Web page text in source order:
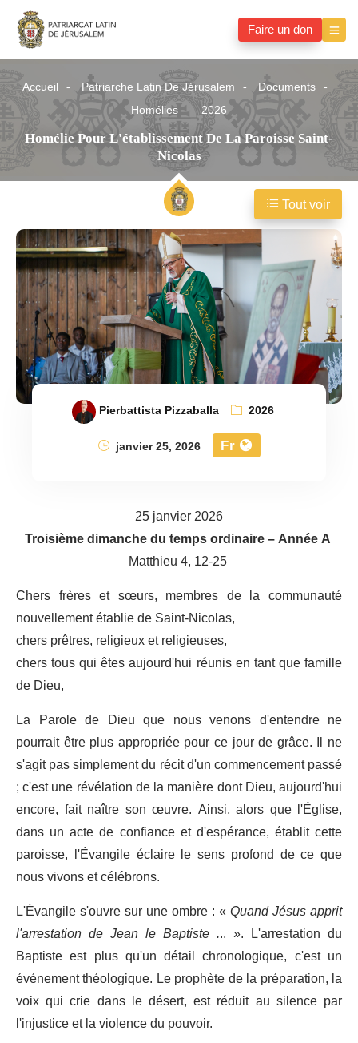
Faire un don
Accueil Patriarche Latin De Jérusalem
Documents
Homélies
2026
Homélie Pour L'établissement De La Paroisse Saint-
Nicolas
Pierbattista Pizzaballa
2026
janvier 25, 2026
Fr
25 janvier 2026
Troisième dimanche du temps ordinaire – Année A
Matthieu 4, 12-25
Chers frères et sœurs, membres de la communauté
nouvellement établie de Saint-Nicolas,
chers prêtres, religieux et religieuses,
chers tous qui êtes aujourd'hui réunis en tant que famille
de Dieu,
La Parole de Dieu que nous venons d'entendre ne
pourrait être plus appropriée pour ce jour de grâce. Il ne
s'agit pas simplement du récit d'un commencement passé
; c'est une révélation de la manière dont Dieu, aujourd'hui
encore, fait naître son œuvre. Ainsi, alors que l'Église,
dans un acte de confiance et d'espérance, établit cette
paroisse, l'Évangile éclaire le sens profond de ce que
nous vivons et célébrons.
L'Évangile s'ouvre sur une ombre : «Quand Jésus apprit
l'arrestation de Jean le Baptiste ... ». L'arrestation du
Baptiste est plus qu'un détail chronologique, c'est un
événement théologique. Le prophète de la préparation, la
voix qui crie dans le désert, est réduit au silence par
l'injustice et la violence du pouvoir.
Tout voir